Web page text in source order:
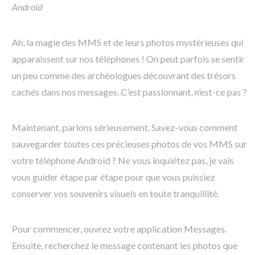
Android
Ah, la magie des MMS et de leurs photos mystérieuses qui
apparaissent sur nos téléphones ! On peut parfois se sentir
un peu comme des archéologues découvrant des trésors
cachés dans nos messages. C’est passionnant, n’est-ce pas ?
Maintenant, parlons sérieusement. Savez-vous comment
sauvegarder toutes ces précieuses photos de vos MMS sur
votre téléphone Android ? Ne vous inquiétez pas, je vais
vous guider étape par étape pour que vous puissiez
conserver vos souvenirs visuels en toute tranquillité.
Pour commencer, ouvrez votre application Messages.
Ensuite, recherchez le message contenant les photos que